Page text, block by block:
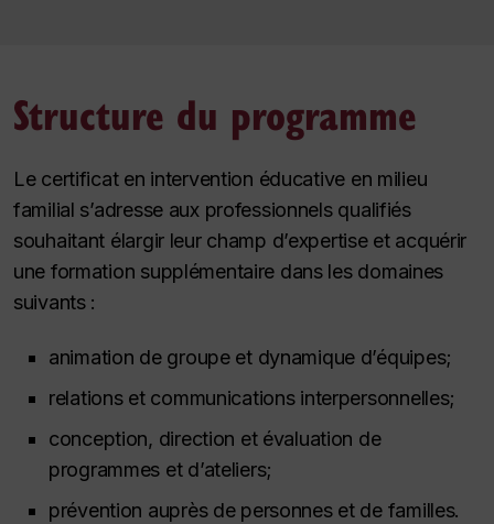
Structure du programme
Le certificat en intervention éducative en milieu
familial s’adresse aux professionnels qualifiés
souhaitant élargir leur champ d’expertise et acquérir
une formation supplémentaire dans les domaines
suivants :
animation de groupe et dynamique d’équipes;
relations et communications interpersonnelles;
conception, direction et évaluation de
programmes et d’ateliers;
prévention auprès de personnes et de familles.